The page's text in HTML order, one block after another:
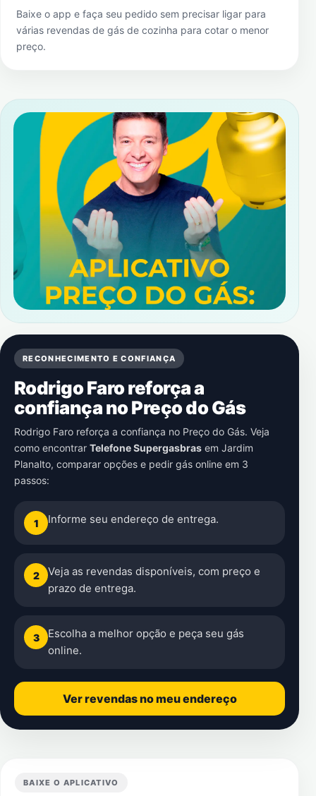
Baixe o app e faça seu pedido sem precisar ligar para
várias revendas de gás de cozinha para cotar o menor
preço.
RECONHECIMENTO E CONFIANÇA
Rodrigo Faro reforça a
confiança no Preço do Gás
Rodrigo Faro reforça a confiança no Preço do Gás. Veja
como encontrar Telefone Supergasbras em Jardim
Planalto, comparar opções e pedir gás online em 3
passos:
1 Informe seu endereço de entrega.
2
Veja as revendas disponíveis, com preço e
prazo de entrega.
3
Escolha a melhor opção e peça seu gás
online.
Ver revendas no meu endereço
BAIXE O APLICATIVO